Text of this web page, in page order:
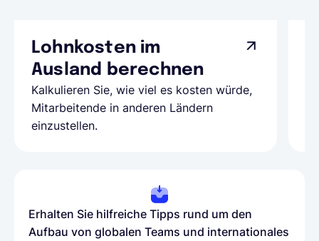
Lohnkosten im
Ausland berechnen
Kalkulieren Sie, wie viel es kosten würde,
Mitarbeitende in anderen Ländern
einzustellen.
Erhalten Sie hilfreiche Tipps rund um den
Aufbau von globalen Teams und internationales